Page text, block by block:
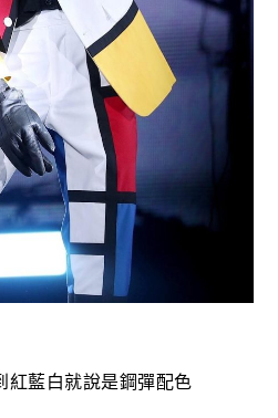
紅藍白就說是鋼彈配色